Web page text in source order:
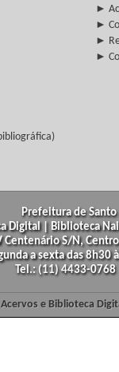
►
►
►
►
Prefeitura de
Digital | Biblioteca
Centenário S/N,
a sexta das
Tel.: (11) 4433-
Acervos e Biblioteca